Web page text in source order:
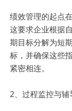
绩效管理的起点
这要求企业根据
期目标分解为短
标，并确保这些
紧密相连。
2、过程监控与辅